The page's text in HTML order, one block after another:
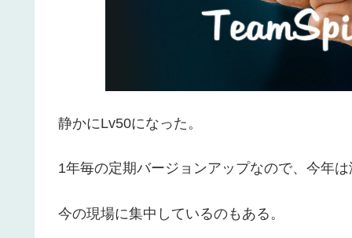
静かにLv50になった。
1年毎の定期バージョンアップなので、今年
今の現場に集中しているのもある。